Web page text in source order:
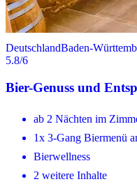
DeutschlandBaden-
5.8/6
Bier-Genuss und
ab 2 Nächten im
1x 3-Gang Biermenü
Bierwellness
2 weitere Inhalte